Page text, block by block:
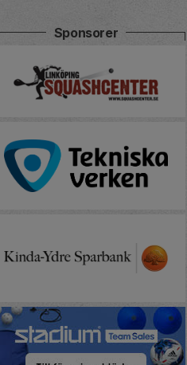
Sponsorer